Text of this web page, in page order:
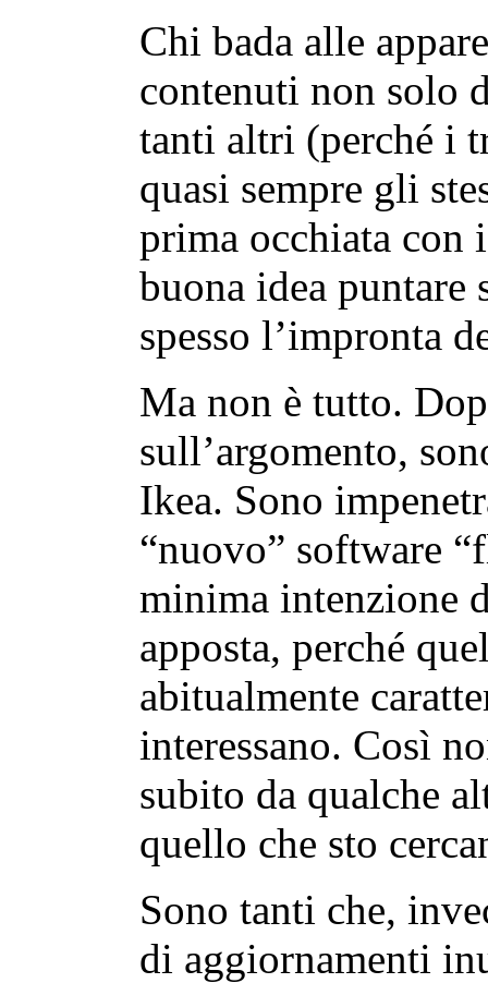
Chi bada alle
contenuti non solo
tanti altri (perché i
quasi sempre gli
prima occhiata con
buona idea puntare
spesso l’impronta
Ma non è tutto.
sull’argomento,
Ikea. Sono
“nuovo” software
minima intenzione
apposta, perché
abitualmente
interessano. Così
subito da qualche
quello che sto
Sono tanti che,
di aggiornamenti